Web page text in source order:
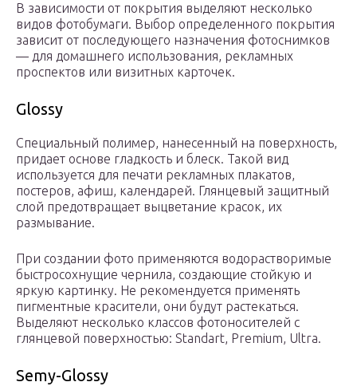
В зависимости от покрытия выделяют несколько
видов фотобумаги. Выбор определенного покрытия
зависит от последующего назначения фотоснимков
— для домашнего использования, рекламных
проспектов или визитных карточек.
Glossy
Специальный полимер, нанесенный на поверхность,
придает основе гладкость и блеск. Такой вид
используется для печати рекламных плакатов,
постеров, афиш, календарей. Глянцевый защитный
слой предотвращает выцветание красок, их
размывание.
При создании фото применяются водорастворимые
быстросохнущие чернила, создающие стойкую и
яркую картинку. Не рекомендуется применять
пигментные красители, они будут растекаться.
Выделяют несколько классов фотоносителей с
глянцевой поверхностью: Standart, Premium, Ultra.
Semy-Glossy